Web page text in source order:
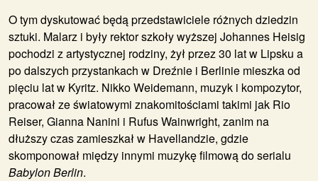
O tym dyskutować będą przedstawiciele różnych dziedzin
sztuki. Malarz i były rektor szkoły wyższej Johannes Heisig
pochodzi z artystycznej rodziny, żył przez 30 lat w Lipsku a
po dalszych przystankach w Dreźnie i Berlinie mieszka od
pięciu lat w Kyritz. Nikko Weidemann, muzyk i kompozytor,
pracował ze światowymi znakomitościami takimi jak Rio
Reiser, Gianna Nanini i Rufus Wainwright, zanim na
dłuższy czas zamieszkał w Havellandzie, gdzie
skomponował między innymi muzykę filmową do serialu
Babylon Berlin.